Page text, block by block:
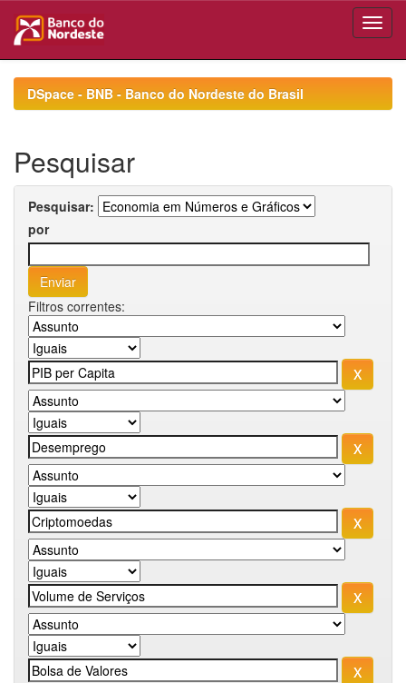
navigationDSpace - BNB - Banco do Nordeste do Brasil
Pesquisar
Pesquisar:
por
Filtros correntes: